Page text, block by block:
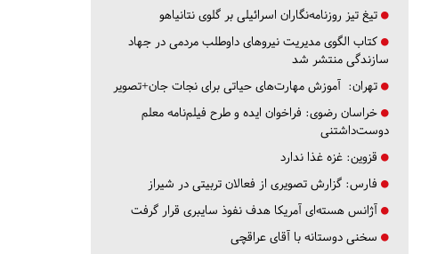
تیغ تیز روزنامه‌نگاران اسرائیلی بر گلوی نتانیاهو
کتاب الگوی مدیریت نیروهای داوطلب مردمی در جهاد
سازندگی منتشر شد
تهران: آموزش مهارت‌های حیاتی برای نجات جان+تصویر
خراسان رضوی: فراخوان ایده و طرح فیلم‌نامه معلم
دوست‌داشتنی
قزوین: غزه غذا ندارد
فارس: گزارش تصویری از فعالان تربیتی در شیراز
آژانس هسته‌ای آمریکا هدف نفوذ سایبری قرار گرفت
سخنی دوستانه با آقای عراقچی